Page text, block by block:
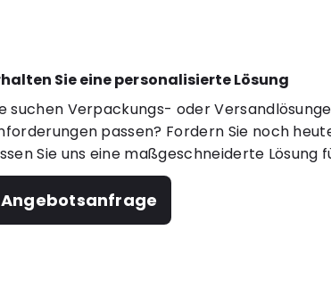
Sie eine personalisierte Lösung
suchen Verpackungs- oder
passen? Fordern Sie noch
Sie uns eine maßgeschneiderte Lösung
Angebotsanfrage